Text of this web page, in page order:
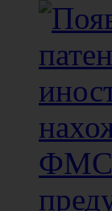
ФМС